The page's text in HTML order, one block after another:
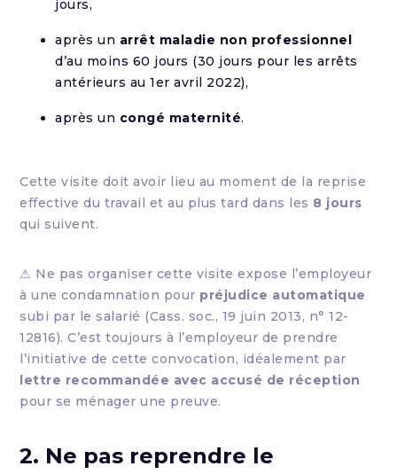
jours,
après un arrêt maladie non professionnel
d’au moins 60 jours (30 jours pour les arrêts
antérieurs au 1er avril 2022),
après un congé maternité.
Cette visite doit avoir lieu au moment de la reprise
effective du travail et au plus tard dans les 8 jours
qui suivent.
⚠ Ne pas organiser cette visite expose l’employeur
à une condamnation pour préjudice automatique
subi par le salarié (Cass. soc., 19 juin 2013, n° 12-
12816). C’est toujours à l’employeur de prendre
l’initiative de cette convocation, idéalement par
lettre recommandée avec accusé de réception
pour se ménager une preuve.
2. Ne pas reprendre le